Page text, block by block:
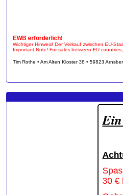
EWB erforderlich!
Wichtiger Hinweis! Der Verkauf zwischen EU-
Important Note! For sales between EU
Tim Rothe • Am Alten Kloster 38 • 59823